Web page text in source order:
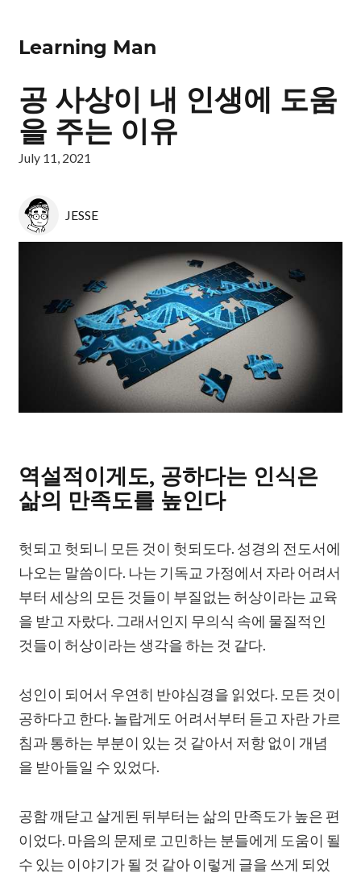
Learning Man
공 사상이 내 인생에 도움
을 주는 이유
July 11, 2021
JESSE
역설적이게도, 공하다는 인식은
삶의 만족도를 높인다
헛되고 헛되니 모든 것이 헛되도다. 성경의 전도서에
나오는 말씀이다. 나는 기독교 가정에서 자라 어려서
부터 세상의 모든 것들이 부질없는 허상이라는 교육
을 받고 자랐다. 그래서인지 무의식 속에 물질적인
것들이 허상이라는 생각을 하는 것 같다.
성인이 되어서 우연히 반야심경을 읽었다. 모든 것이
공하다고 한다. 놀랍게도 어려서부터 듣고 자란 가르
침과 통하는 부분이 있는 것 같아서 저항 없이 개념
을 받아들일 수 있었다.
공함 깨닫고 살게된 뒤부터는 삶의 만족도가 높은 편
이었다. 마음의 문제로 고민하는 분들에게 도움이 될
수 있는 이야기가 될 것 같아 이렇게 글을 쓰게 되었